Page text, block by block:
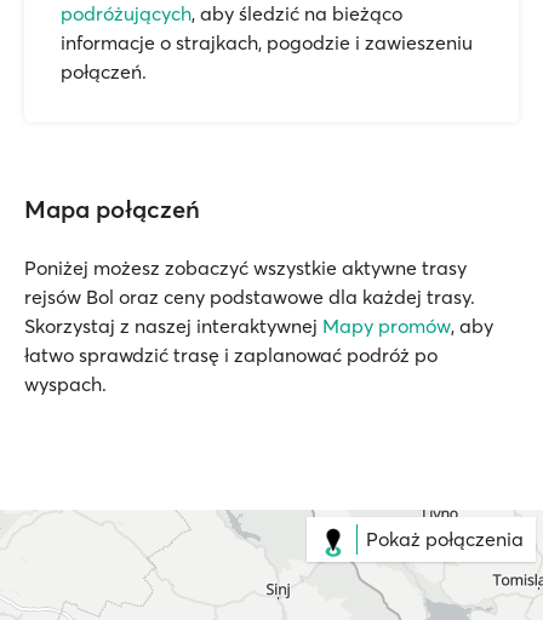
podróżujących, aby śledzić na bieżąco
informacje o strajkach, pogodzie i zawieszeniu
połączeń.
Mapa połączeń
Poniżej możesz zobaczyć wszystkie aktywne trasy
rejsów Bol oraz ceny podstawowe dla każdej trasy.
Skorzystaj z naszej interaktywnej Mapy promów, aby
łatwo sprawdzić trasę i zaplanować podróż po
wyspach.
Pokaż połączenia